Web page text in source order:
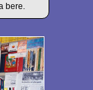
bere.